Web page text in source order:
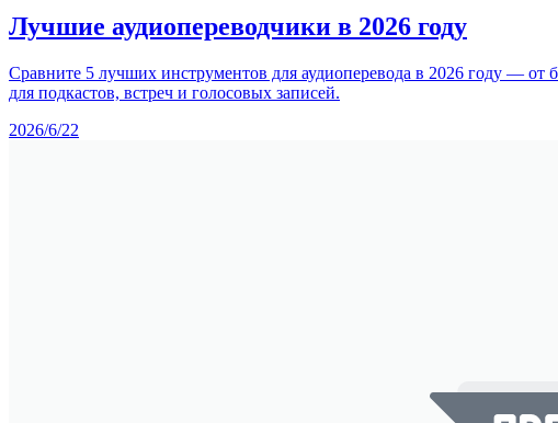
Лучшие аудиопереводчики в 2026 году
Сравните 5 лучших инструментов для аудиоперевода в 2026 году —
для подкастов, встреч и голосовых записей.
2026/6/22